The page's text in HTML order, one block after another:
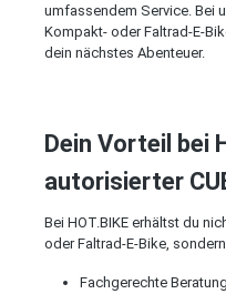
umfassendem Service. Bei
Kompakt- oder Faltrad-E-
dein nächstes Abenteuer.
Dein Vorteil bei
autorisierter
Bei HOT.BIKE erhältst du
oder Faltrad-E-Bike,
Fachgerechte